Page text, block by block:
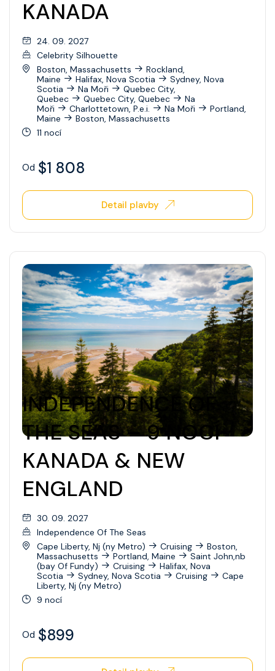
KANADA
24. 09. 2027
Celebrity Silhouette
Boston, Massachusetts
Rockland,
Maine
Halifax, Nova Scotia
Sydney, Nova
Scotia
Na Moři
Quebec City,
Quebec
Quebec City, Quebec
Na
Moři
Charlottetown, P.e.i. Na Moři
Portland,
Maine
Boston, Massachusetts
11 nocí
Od $1 808
Detail plavby
INDEPENDENCE OF
THE SEAS – 9 NOCÍ
KANADA & NEW
ENGLAND
30. 09. 2027
Independence Of The Seas
Cape Liberty, Nj (ny Metro)
Cruising
Boston,
Massachusetts
Portland, Maine
Saint John,nb
(bay Of Fundy)
Cruising
Halifax, Nova
Scotia
Sydney, Nova Scotia Cruising
Cape
Liberty, Nj (ny Metro)
9 nocí
Od $899